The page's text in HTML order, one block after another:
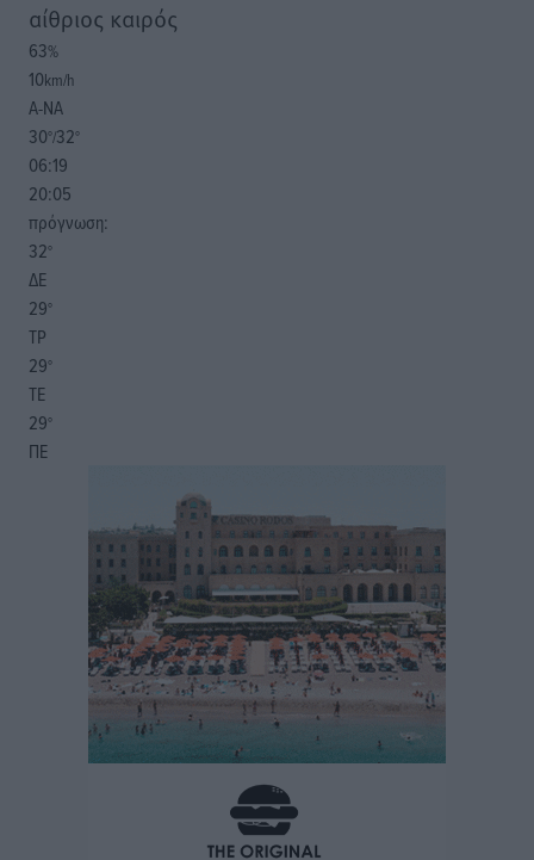
αίθριος καιρός
63%
10km/h
Α-ΝΑ
30°/32°
06:19
20:05
πρόγνωση:
32°
ΔΕ
29°
ΤΡ
29°
ΤΕ
29°
ΠΕ